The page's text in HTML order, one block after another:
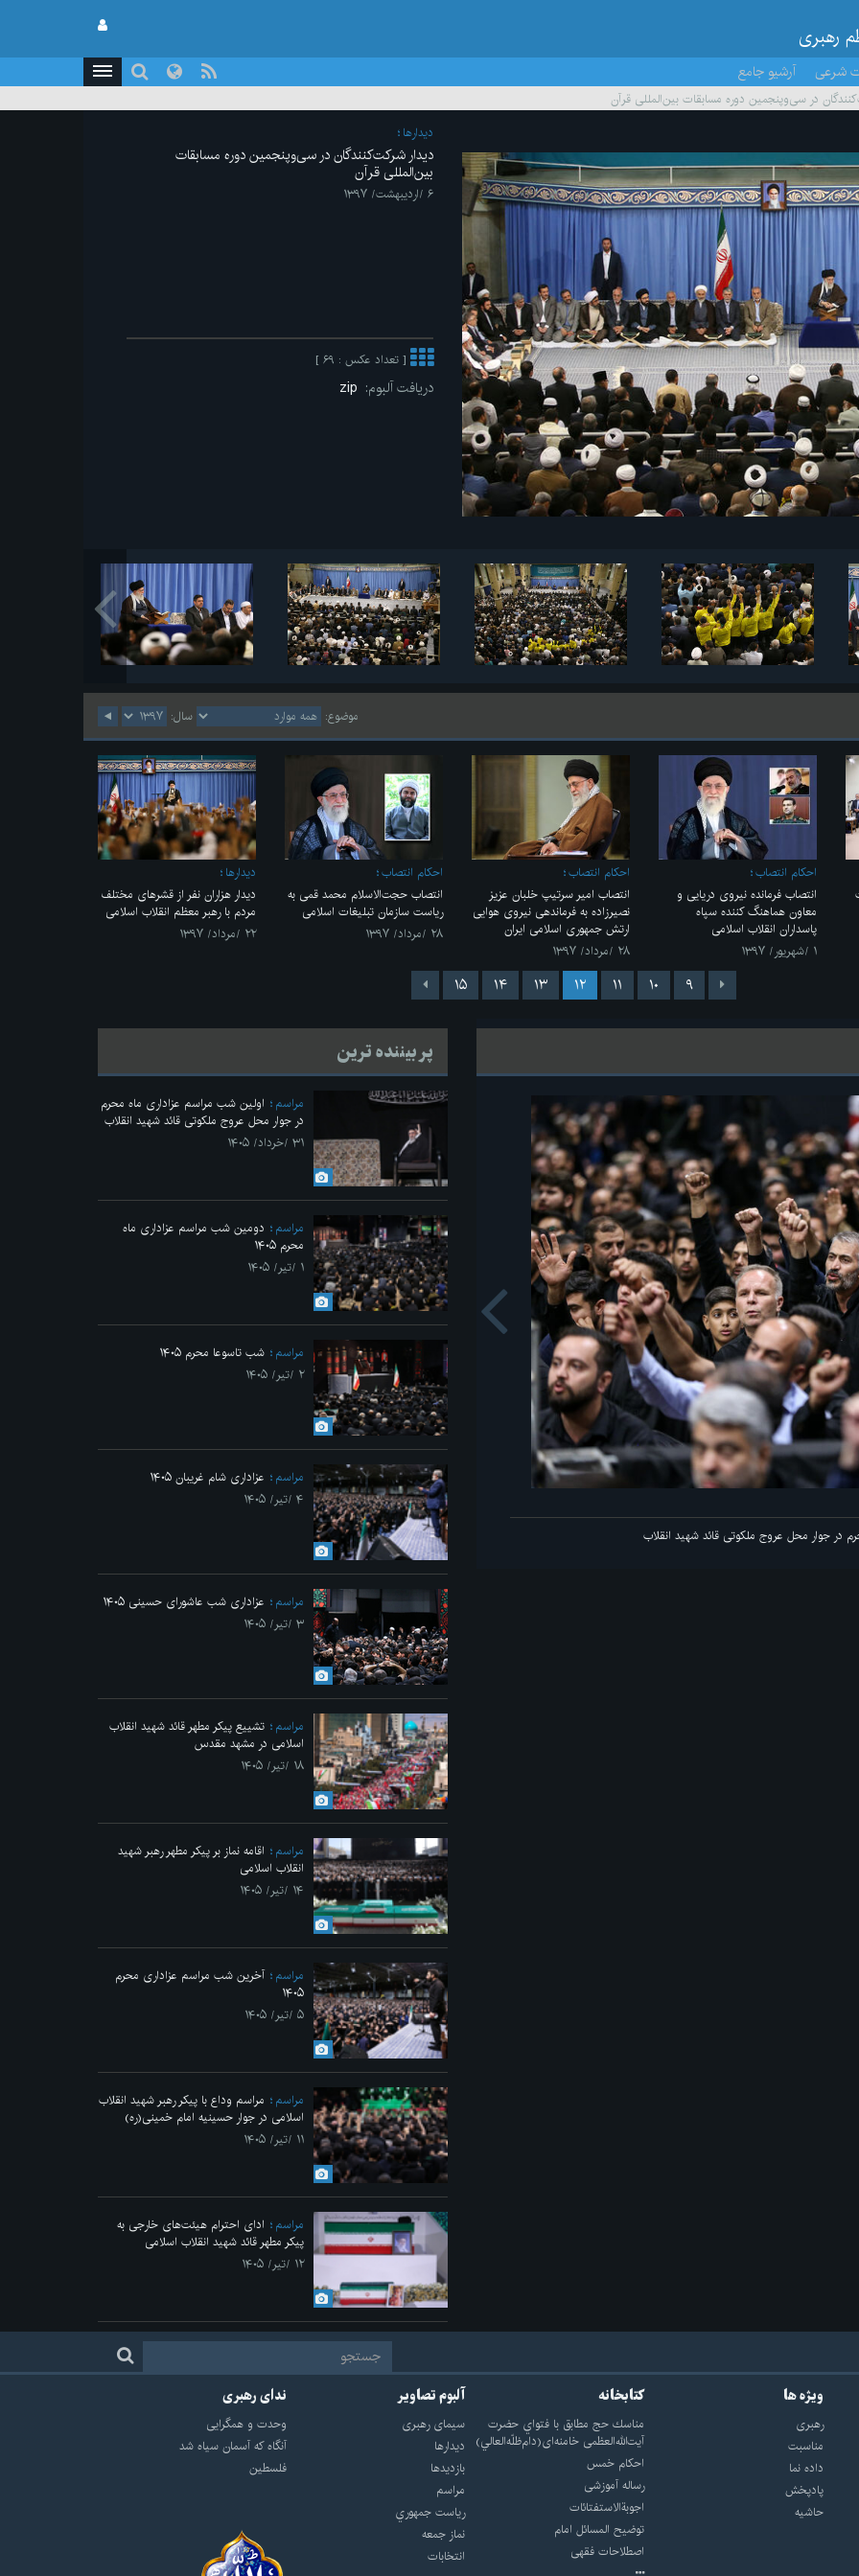
رهبری
شرعی آرشیو جامع
در سی‌وپنجمین دوره مسابقات بین‌المللی قرآن
ديدارها
دیدار شرکت‌کنندگان در سی‌وپنجمین دوره مسابقات
بین‌المللی قرآن
۶ /اردیبهشت/ ۱۳۹۷
[ تعداد عکس : ۶۹ ]
دریافت آلبوم:
موضوع: سال:
احکام انتصاب
انتصاب فرمانده نیروی دریایی و
معاون هماهنگ کننده سپاه
پاسداران انقلاب اسلامی
۱ /شهریور/ ۱۳۹۷
احکام انتصاب
انتصاب امیر سرتیپ خلبان عزیز
نصیرزاده به فرماندهی نیروی هوایی
ارتش جمهوری اسلامی ایران
۲۸ /مرداد/ ۱۳۹۷
احکام انتصاب
انتصاب حجت‌الاسلام محمد قمی به
ریاست سازمان تبلیغات اسلامی
۲۸ /مرداد/ ۱۳۹۷
ديدارها
دیدار هزاران نفر از قشرهای مختلف
مردم با رهبر معظم انقلاب اسلامی
۲۲ /مرداد/ ۱۳۹۷
۹ ۱۰ ۱۱ ۱۲ ۱۳ ۱۴ ۱۵
مراسم عزاداری ماه محرم در جوار محل عروج ملکوتی قائد شهید انقلاب
Previous
پر بیننده ترین
مراسم
اولین شب مراسم عزاداری ماه محرم
در جوار محل عروج ملکوتی قائد شهید انقلاب
۳۱ /خرداد/ ۱۴۰۵
مراسم
دومین شب مراسم عزاداری ماه
محرم ۱۴۰۵
۱ /تیر/ ۱۴۰۵
مراسم
شب تاسوعا محرم ۱۴۰۵
۲ /تیر/ ۱۴۰۵
مراسم
عزاداری شام غریبان ۱۴۰۵
۴ /تیر/ ۱۴۰۵
مراسم
عزاداری شب عاشورای حسینی ۱۴۰۵
۳ /تیر/ ۱۴۰۵
مراسم
تشییع پیکر مطهر قائد شهید انقلاب
اسلامی در مشهد مقدس
۱۸ /تیر/ ۱۴۰۵
مراسم
اقامه نماز بر پیکر مطهر رهبر شهید
انقلاب اسلامی
۱۴ /تیر/ ۱۴۰۵
مراسم
آخرین شب مراسم عزاداری محرم
۱۴۰۵
۵ /تیر/ ۱۴۰۵
مراسم
مراسم وداع با پیکر رهبر شهید انقلاب
اسلامی در جوار حسینیه امام خمینی(ره)
۱۱ /تیر/ ۱۴۰۵
مراسم
ادای احترام هیئت‌های خارجی به
پیکر مطهر قائد شهید انقلاب اسلامی
۱۲ /تیر/ ۱۴۰۵
ویژه ها
رهبری
مناسبت
داده نما
پادپخش
حاشیه
کتابخانه
مناسك حج مطابق با فتواي حضرت
آيت‌الله‌العظمى خامنه‌اى(دام‌ظلّه‌العالي)
احکام خمس
رساله آموزشی
اجوبة‌الاستفتائات
توضيح المسائل امام
اصطلاحات فقهى
آلبوم تصاویر
سيماى رهبرى
ديدارها
بازديدها
مراسم
رياست جمهوري
نماز جمعه
انتخابات
ندای رهبری
وحدت و همگرایی
آنگاه که آسمان سیاه شد
فلسطین